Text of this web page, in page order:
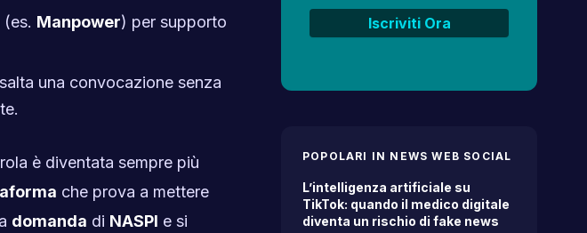
Manpower) per supporto
una convocazione senza
è diventata sempre più
che prova a mettere
domanda di NASPI e si
POPOLARI IN NEWS WEB SOCIAL
L’intelligenza artificiale su
TikTok: quando il medico digitale
diventa un rischio di fake news